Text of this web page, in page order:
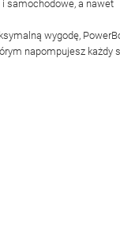
i samochodowe, a nawet
wygodę,
napompujesz każdy